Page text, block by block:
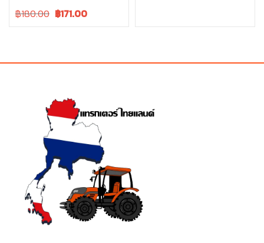
Original
฿180.00 Current
฿171.00